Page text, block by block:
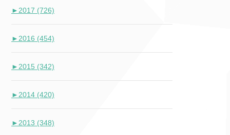
► 2017 (726)
► 2016 (454)
► 2015 (342)
► 2014 (420)
► 2013 (348)